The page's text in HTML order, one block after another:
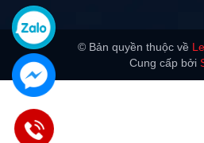
© Bản quyền thuộc về
Cung cấp bởi